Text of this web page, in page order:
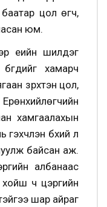
цол өгч,
юм.
үеийн шилдэг
хамарч
зүрхтэн цол,
хамгаалахын
бүхий л
байсан аж.
албанаас
хойш ч цэргийн
шар айраг